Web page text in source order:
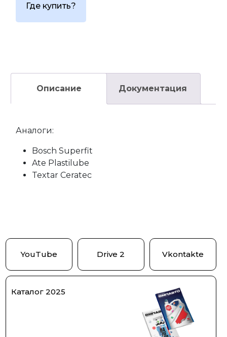
Где купить?
Описание Документация
Аналоги:
Bosch Superfit
Ate Plastilube
Textar Ceratec
YouTube Drive 2 Vkontakte
Каталог 2025